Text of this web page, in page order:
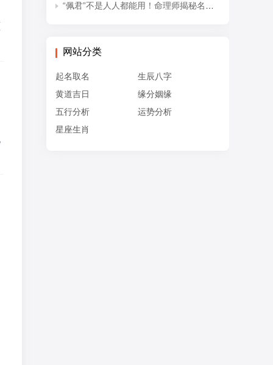
“佩君”不是人人都能用！命理师揭秘名字背后的五行杀局与取名禁忌
网站分类
起名取名
生辰八字
黄道吉日
缘分姻缘
五行分析
运势分析
星座生肖